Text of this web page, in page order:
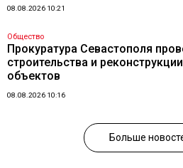
08.08.2026 10:21
Общество
Прокуратура Севастополя
строительства и
объектов
08.08.2026 10:16
Больше